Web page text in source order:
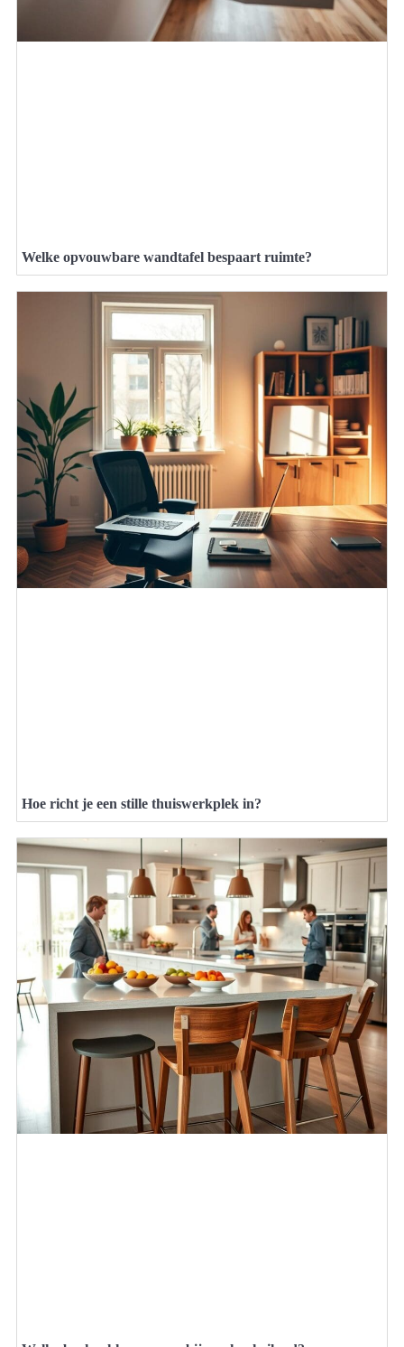
Welke opvouwbare wandtafel bespaart ruimte?
Hoe richt je een stille thuiswerkplek in?